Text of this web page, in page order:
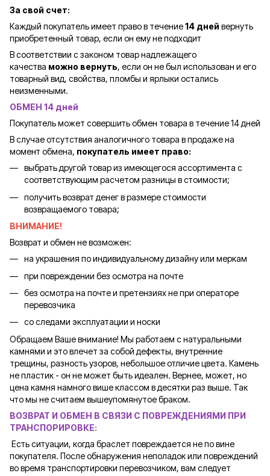
За свой счет:
Каждый покупатель имеет право в течение14 дней вернуть
приобретенный товар, если он ему не подходит
В соответствии с законом товар надлежащего
качества можно вернуть, если он не был использован и его
товарный вид, свойства, пломбы и ярлыки остались
неизменными.
ОБМЕН 14 дней
Покупатель может совершить обмен товара в течение 14 дней
В случае отсутствия аналогичного товара в продаже на
момент обмена, покупатель имеет право:
выбрать другой товар из имеющегося ассортимента с
соответствующим расчетом разницы в стоимости;
получить возврат денег в размере стоимости
возвращаемого товара;
ВНИМАНИЕ!
Возврат и обмен не возможен:
на украшения по индивидуальному дизайну или меркам
при повреждении без осмотра на почте
без осмотра на почте и претензиях не при операторе
перевозчика
со следами эксплуатации и носки
Обращаем Ваше внимание! Мы работаем с натуральными
камнями и это влечет за собой дефекты, внутренние
трещины, разность узоров, небольшое отличие цвета. Камень
не пластик - он не может быть идеален. Вернее, может, но
цена камня намного више классом в десятки раз выше. Так
что мы не считаем вышеупомянутое браком.
ВОЗВРАТ И ОБМЕН В СВЯЗИ С ПОВРЕЖДЕНИЯМИ ПРИ
ТРАНСПОРИРОВКЕ:
Есть ситуации, когда браслет повреждается не по вине
покупателя. После обнаружения неполадок или повреждений
во время транспортировки перевозчиком, вам следует